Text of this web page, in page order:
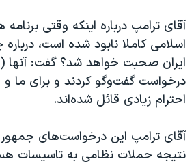
آقای ترامپ درباره اینکه وقتی
اسلامی کاملا نابود شده است،
ایران صحبت خواهد شد؟ گفت: آنها
درخواست گفت‌وگو کردند و برای ما و
احترام زیادی قائل شده‌اند.
آقای ترامپ این درخواست‌های
نتیجه حملات نظامی به تاسیسات